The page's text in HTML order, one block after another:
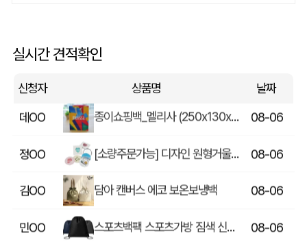
실시간 견적확인
신청자 상품명 날짜
김OO
데OO 08-06
정OO [소량주문가능] 디자인 원형거울(칼라) (70파이/75파이) 08-06
김OO 담아 캔버스 에코 보온보냉백 08-06
민OO 08-06
도OO 프루츠 포켓 바쿠백 08-06